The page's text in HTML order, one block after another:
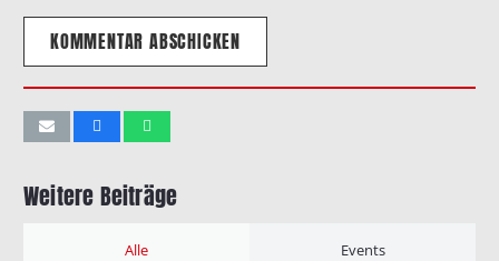
KOMMENTAR ABSCHICKEN
Weitere Beiträge
Alle Events